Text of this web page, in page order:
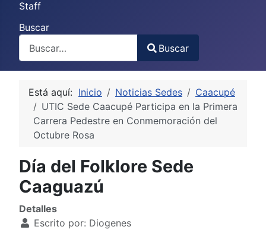
Staff
Buscar
Type 2 or more characters for results.
Buscar
Está aquí: Inicio Noticias Sedes
Caacupé
UTIC Sede Caacupé Participa en la Primera
Carrera Pedestre en Conmemoración del
Octubre Rosa
Día del Folklore Sede
Caaguazú
Detalles
Escrito por: Diogenes